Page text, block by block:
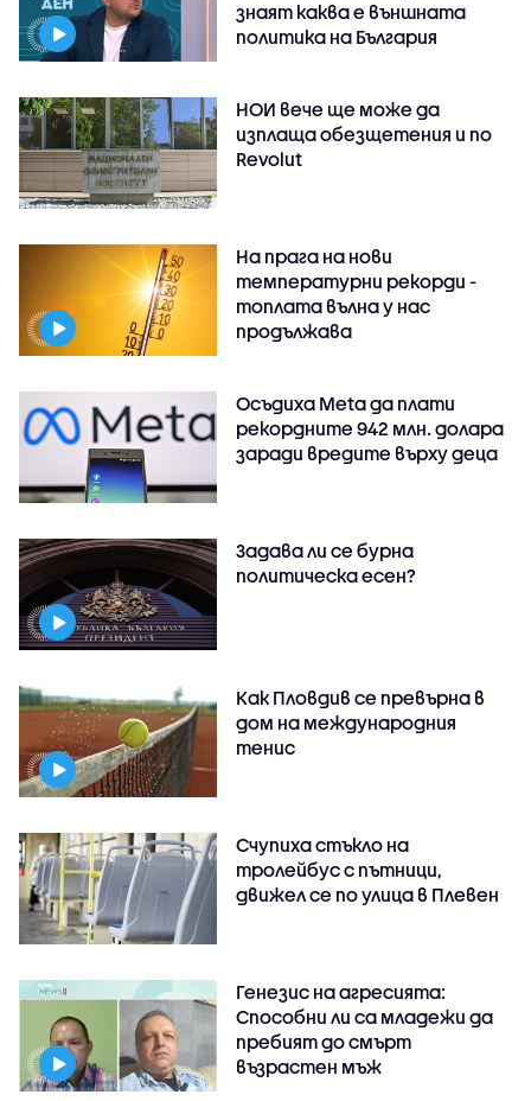
знаят каква е външната
политика на България
НОИ вече ще може да
изплаща обезщетения и по
Revolut
На прага на нови
температурни рекорди -
топлата вълна у нас
продължава
Осъдиха Meta да плати
рекордните 942 млн. долара
заради вредите върху деца
Задава ли се бурна
политическа есен?
Как Пловдив се превърна в
дом на международния
тенис
Счупиха стъкло на
тролейбус с пътници,
движел се по улица в Плевен
Генезис на агресията:
Способни ли са младежи да
пребият до смърт
възрастен мъж